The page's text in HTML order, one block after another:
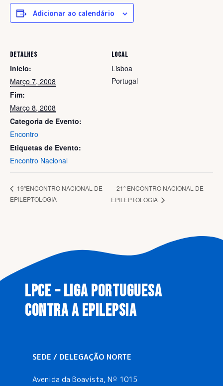
Adicionar ao calendário
DETALHES
Início:
Março 7, 2008
Fim:
Março 8, 2008
Categoria de Evento:
Encontro
Etiquetas de Evento:
Encontro Nacional
LOCAL
Lisboa
Portugal
19ºENCONTRO NACIONAL DE
EPILEPTOLOGIA
21º ENCONTRO NACIONAL DE
EPILEPTOLOGIA
LPCE – LIGA PORTUGUESA
CONTRA A EPILEPSIA
SEDE / DELEGAÇÃO NORTE
Avenida da Boavista, Nº 1015